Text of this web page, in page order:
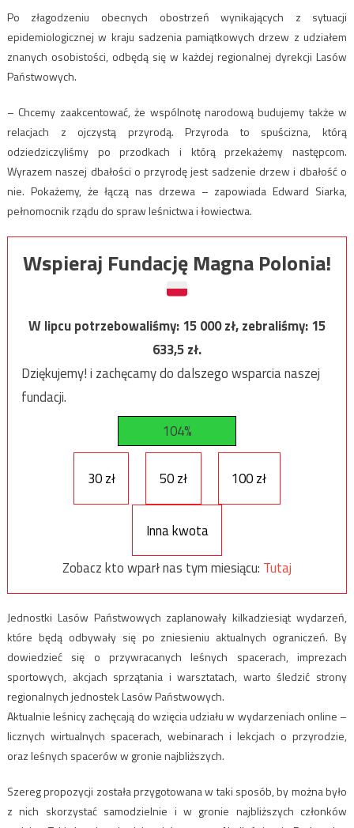
Po złagodzeniu obecnych obostrzeń wynikających z sytuacji
epidemiologicznej w kraju sadzenia pamiątkowych drzew z udziałem
znanych osobistości, odbędą się w każdej regionalnej dyrekcji Lasów
Państwowych.
– Chcemy zaakcentować, że wspólnotę narodową budujemy także w
relacjach z ojczystą przyrodą. Przyroda to spuścizna, którą
odziedziczyliśmy po przodkach i którą przekażemy następcom.
Wyrazem naszej dbałości o przyrodę jest sadzenie drzew i dbałość o
nie. Pokażemy, że łączą nas drzewa – zapowiada Edward Siarka,
pełnomocnik rządu do spraw leśnictwa i łowiectwa.
Wspieraj Fundację Magna Polonia!
W lipcu potrzebowaliśmy:15 000zł, zebraliśmy:15
633,5zł.
Dziękujemy! i zachęcamy do dalszego wsparcia naszej
fundacji.
104%
30 zł 50 zł 100 zł
Inna kwota
Zobacz kto wparł nas tym miesiącu: Tutaj
Jednostki Lasów Państwowych zaplanowały kilkadziesiąt wydarzeń,
które będą odbywały się po zniesieniu aktualnych ograniczeń. By
dowiedzieć się o przywracanych leśnych spacerach, imprezach
sportowych, akcjach sprzątania i warsztatach, warto śledzić strony
regionalnych jednostek Lasów Państwowych.
Aktualnie leśnicy zachęcają do wzięcia udziału w wydarzeniach online –
licznych wirtualnych spacerach, webinarach i lekcjach o przyrodzie,
oraz leśnych spacerów w gronie najbliższych.
Szereg propozycji została przygotowana w taki sposób, by można było
z nich skorzystać samodzielnie i w gronie najbliższych członków